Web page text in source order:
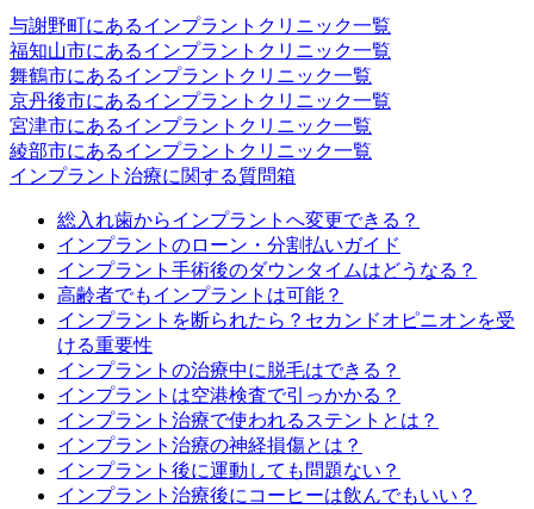
与謝野町にあるインプラントクリニック一覧
福知山市にあるインプラントクリニック一覧
舞鶴市にあるインプラントクリニック一覧
京丹後市にあるインプラントクリニック一覧
宮津市にあるインプラントクリニック一覧
綾部市にあるインプラントクリニック一覧
インプラント治療に関する質問箱
総入れ歯からインプラントへ変更できる？
インプラントのローン・分割払いガイド
インプラント手術後のダウンタイムはどうなる？
高齢者でもインプラントは可能？
インプラントを断られたら？セカンドオピニオンを受
ける重要性
インプラントの治療中に脱毛はできる？
インプラントは空港検査で引っかかる？
インプラント治療で使われるステントとは？
インプラント治療の神経損傷とは？
インプラント後に運動しても問題ない？
インプラント治療後にコーヒーは飲んでもいい？